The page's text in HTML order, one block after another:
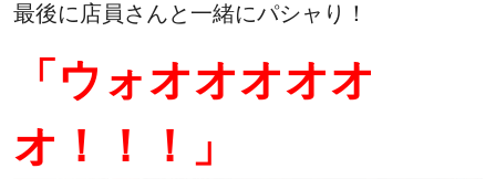
最後に店員さんと一緒にパシャり！
「ウォオオオオオ
オ！！！」